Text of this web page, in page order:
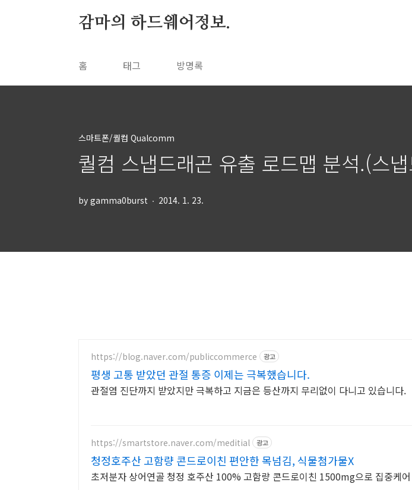
감마의 하드웨어정보.
홈 태그 방명록
스마트폰/퀄컴 Qualcomm
퀄컴 스냅드래곤 유출 로드맵 분석.(스
by gamma0burst 2014. 1. 23.
https://blog.naver.com/publiccommerce 광고
평생 고통 받았던 관절 통증 이제는 극복했습니다.
관절염 진단까지 받았지만 극복하고 지금은 등산까지 무리없이 다니고 있습니다.
https://smartstore.naver.com/meditial 광고
청정호주산 고함량 콘드로이친 편안한 목넘김, 식물첨가물X
초저분자 상어연골 청정 호주산 100% 고함량 콘드로이친 1500mg으로 집중케어